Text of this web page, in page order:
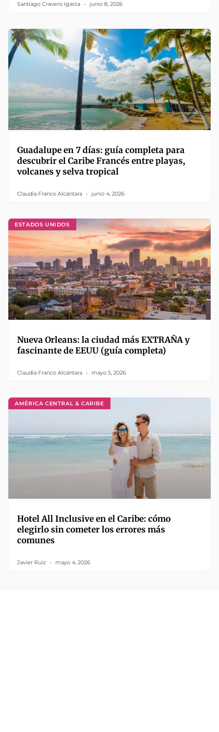
Santiago Cravero Igarza junio 8, 2026
Guadalupe en 7 días: guía completa para
descubrir el Caribe Francés entre playas,
volcanes y selva tropical
Claudia Franco Alcántara junio 4, 2026
ESTADOS UNIDOS
Nueva Orleans: la ciudad más EXTRAÑA y
fascinante de EEUU (guía completa)
Claudia Franco Alcántara mayo 5, 2026
AMÉRICA CENTRAL & CARIBE
Hotel All Inclusive en el Caribe: cómo
elegirlo sin cometer los errores más
comunes
Javier Ruiz mayo 4, 2026